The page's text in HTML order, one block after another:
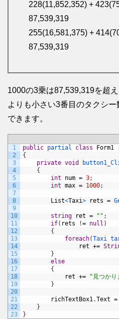
228(11,852,352) +
87,539,319
255(16,581,375) +
87,539,319
1000の3乗は87,539,319を超
よりも小さい3番目のタクシ
できます。
1
2
3
4
5
6
7
8
9
10
11
12
13
14
15
16
17
18
19
20
21
22
23
public partial class Form1
{
private void
{
int
num = 3;
int max = 1000;
List<Taxi> rets =
string ret = "" ;
if( rets != null )
{
foreach(Taxi
ret +=
}
else
{
ret += "見つかり
}
richTextBox1.Text =
}
}